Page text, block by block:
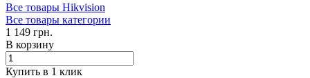
Все товары Hikvision
Все товары категории
1 149 грн.
В корзину
Купить в 1 клик